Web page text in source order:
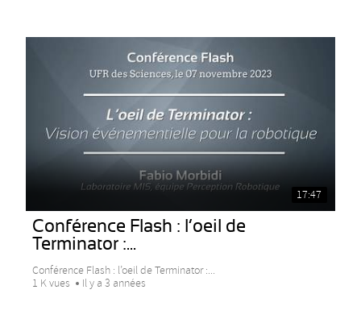
17:47
Conférence Flash : l’oeil de
Terminator :...
Conférence Flash : l’oeil de Terminator :...
1 K vues
Il y a 3 années